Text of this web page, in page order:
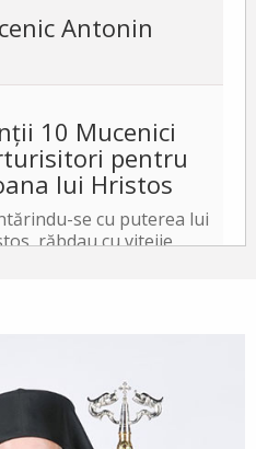
Antonin
10 Mucenici
pentru
lui Hristos
se cu puterea lui
răbdau cu vitejie,
a 10-a după
(Vindecarea
lunaticului)